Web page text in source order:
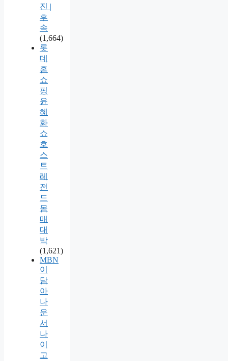
진 |
후
속
(1,664)
롯
데
홈
쇼
핑
윤
혜
화
쇼
호
스
트
레
전
드
몸
매
대
박
(1,621)
MBN
이
담
아
나
운
서
나
이
고